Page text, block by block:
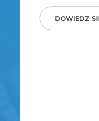
DOWIEDZ